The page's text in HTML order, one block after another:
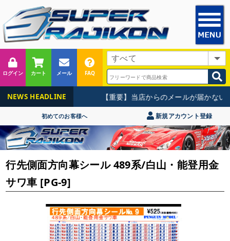
ログイン カート メール FAQ
NEWS HEADLINE 【重要】当店からのメールが届かない
初めてのお客様へ 新規アカウント登録
行先側面方向幕シール 489系/白山・能登用金
サワ車 [PG-9]